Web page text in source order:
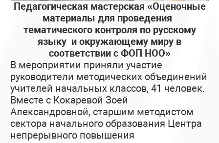
Педагогическая мастерская «Оценочные
материалы для проведения
тематического контроля по русскому
языку и окружающему миру в
соответствии с ФОП НОО»
В мероприятии приняли участие
руководители методических объединений
учителей начальных классов, 41 человек.
Вместе с Кокаревой Зоей
Александровной, старшим методистом
сектора начального образования Центра
непрерывного повышения